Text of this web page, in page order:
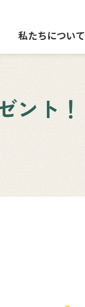
私たちについて
ント！